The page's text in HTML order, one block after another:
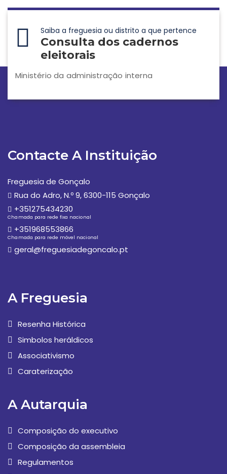
Saiba a freguesia ou distrito a que pertence
Consulta dos cadernos
eleitorais
Ministério da administração interna
Contacte A Instituição
Freguesia de Gonçalo
Rua do Adro, N.º 9, 6300-115 Gonçalo
+351275434230
Chamada para rede fixa nacional
+351968553866
Chamada para rede móvel nacional
geral@freguesiadegoncalo.pt
A Freguesia
Resenha Histórica
Simbolos heráldicos
Associativismo
Caraterização
A Autarquia
Composição do executivo
Composição da assembleia
Regulamentos